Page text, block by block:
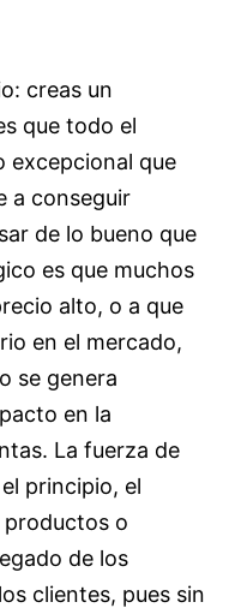
creas un
que todo el
excepcional que
a conseguir
de lo bueno que
es que muchos
alto, o a que
en el mercado,
se genera
en la
La fuerza de
principio, el
productos o
de los
clientes, pues sin